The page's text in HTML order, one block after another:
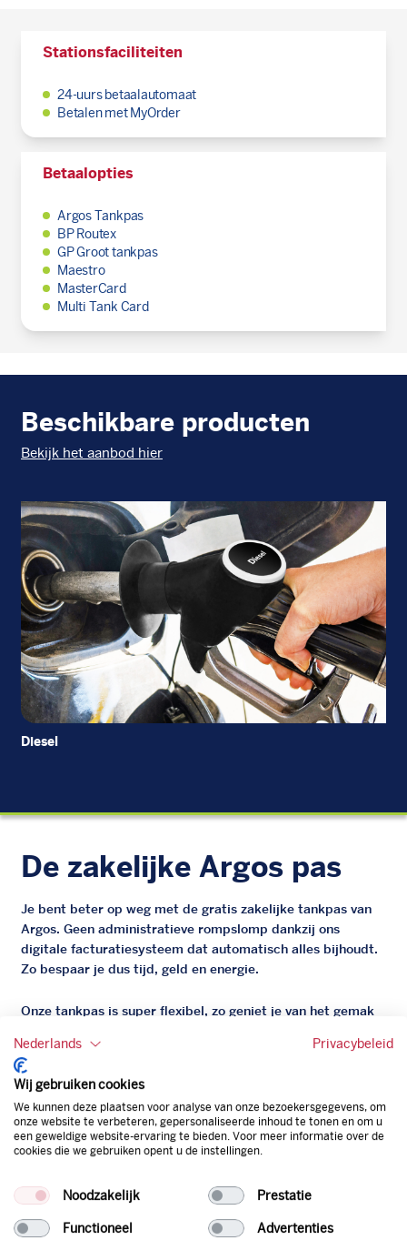
Stationsfaciliteiten
24-uurs betaalautomaat
Betalen met MyOrder
Betaalopties
Argos Tankpas
BP Routex
GP Groot tankpas
Maestro
MasterCard
Multi Tank Card
Beschikbare producten
Bekijk het aanbod hier
Diesel
De zakelijke Argos pas
Je bent beter op weg met de gratis zakelijke tankpas van
Argos. Geen administratieve rompslomp dankzij ons
digitale facturatiesysteem dat automatisch alles bijhoudt.
Zo bespaar je dus tijd, geld en energie.
Onze tankpas is super flexibel, zo geniet je van het gemak
bepaal je zelf of er wel of geen andere producten dan
brandstof mee betaalt kunnen worden.
Bovendien profiteer je altijd van een gegarandeerde
korting. Mocht de pompprijs toch lager zijn dan betaal je
natuurlijk de prijs aan de pomp. Zo ben je altijd verzekerd
van de laagste prijs.
tankpas aanvragen
Nederlands Privacybeleid
Wij gebruiken cookies
We kunnen deze plaatsen voor analyse van onze bezoekersgegevens, om
onze website te verbeteren, gepersonaliseerde inhoud te tonen en om u
een geweldige website-ervaring te bieden. Voor meer informatie over de
cookies die we gebruiken opent u de instellingen.
Noodzakelijk Prestatie
Functioneel Advertenties